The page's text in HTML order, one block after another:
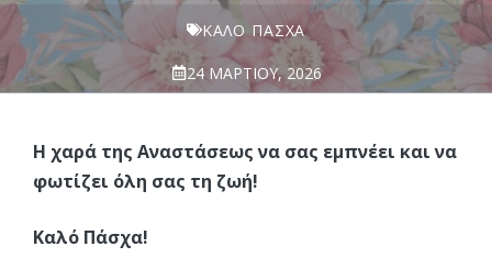
ΚΑΛΌ ΠΆΣΧΑ
24 ΜΑΡΤΊΟΥ, 2026
Η χαρά της Αναστάσεως να σας εμπνέει και να
φωτίζει όλη σας τη ζωή!
Καλό Πάσχα!